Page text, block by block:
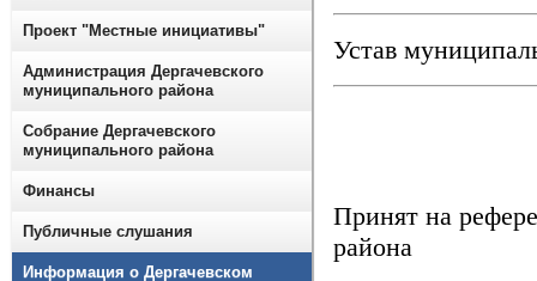
Устав
Принят
Проект "Местные инициативы"
Администрация Дергачевского
муниципального района
Собрание Дергачевского
муниципального района
Финансы
Публичные слушания
Информация о Дергачевском